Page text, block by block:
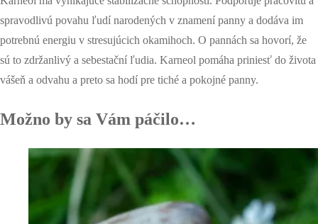
spravodlivú povahu ľudí narodených v znamení panny a dodáva im
potrebnú energiu v stresujúcich okamihoch. O pannách sa hovorí, že
sú to zdržanlivý a sebestační ľudia. Karneol pomáha priniesť do života
vášeň a odvahu a preto sa hodí pre tiché a pokojné panny.
Možno by sa Vám páčilo…